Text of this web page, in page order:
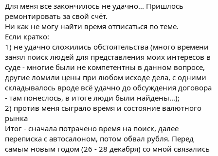
Для меня все закончилось не удачно... Пришлось
ремонтировать за свой счёт.
Ни как не могу найти время отписаться по теме.
Если кратко:
1) не удачно сложились обстоятельства (много времени
занял поиск людей для представления моих интересов в
суде - многие были не компетентны в данном вопросе,
другие ломили цены при любом исходе дела, с одними
складывалось вроде всё удачно до обсуждения договора
- там понеслось, в итоге люди были найдены...);
2) против меня сыграло время и состояние валютного
рынка
Итог - сначала потрачено время на поиск, далее
переписка с автосалоном, потом обвал рубля. Перед
самым новым годом (26 - 28 декабря) со мной связались